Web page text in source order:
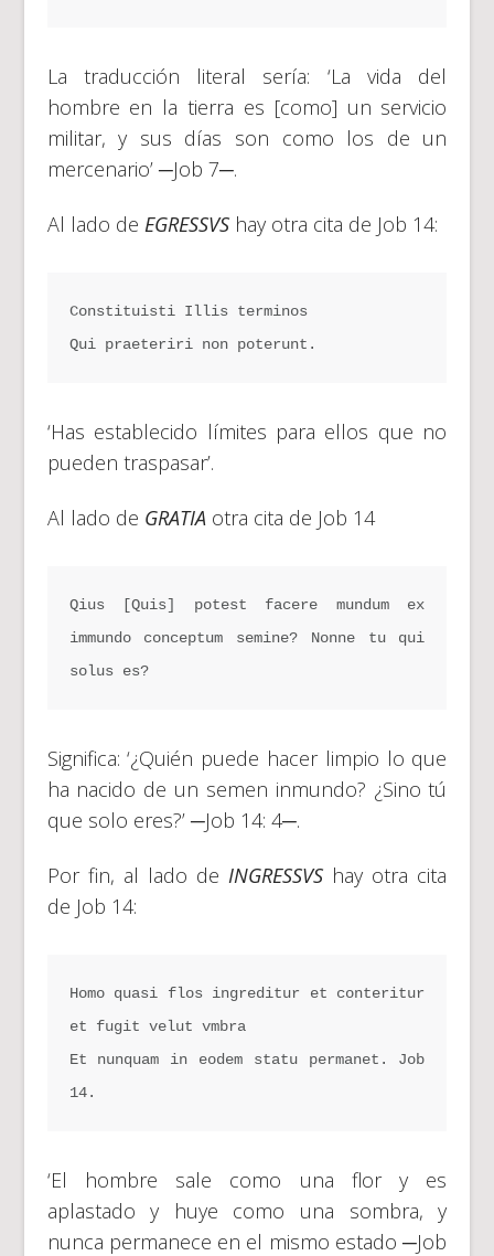
La traducción literal sería: ‘La vida del
hombre en la tierra es [como] un servicio
militar, y sus días son como los de un
mercenario’ ─Job 7─.
Al lado de EGRESSVShay otra cita de Job 14:
Constituisti Illis terminos
Qui praeteriri non poterunt.
‘Has establecido límites para ellos que no
pueden traspasar’.
Al lado de GRATIAotra cita de Job 14
Qius [Quis] potest facere mundum ex
immundo conceptum semine? Nonne tu qui
solus es?
Significa: ‘¿Quién puede hacer limpio lo que
ha nacido de un semen inmundo? ¿Sino tú
que solo eres?’ ─Job 14: 4─.
Por fin, al lado deINGRESSVS hay otra cita
de Job 14:
Homo quasi flos ingreditur et conteritur
et fugit velut vmbra
Et nunquam in eodem statu permanet. Job
14.
‘El hombre sale como una flor y es
aplastado y huye como una sombra, y
nunca permanece en el mismo estado ─Job